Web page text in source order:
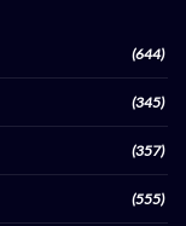
(644)
(345)
(357)
(555)